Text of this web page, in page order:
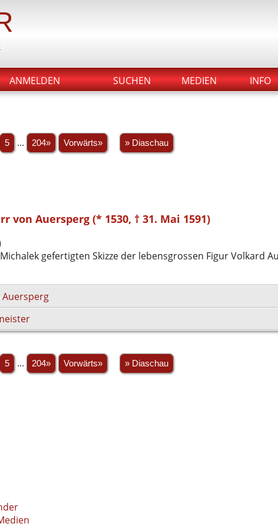
ANMELDEN SUCHEN MEDIEN INFO
5 ... 204» Vorwärts» » Diaschau
von Auersperg (* 1530, † 31. Mai 1591)
gefertigten Skizze der lebensgrossen Figur Volkard
5 ... 204» Vorwärts» » Diaschau